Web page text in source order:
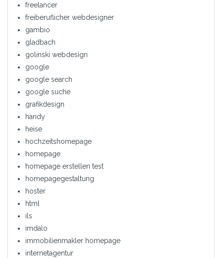
freelancer
freiberuflicher webdesigner
gambio
gladbach
golinski webdesign
google
google search
google suche
grafikdesign
handy
heise
hochzeitshomepage
homepage
homepage erstellen test
homepagegestaltung
hoster
html
ils
imdalo
immobilienmakler homepage
internetagentur